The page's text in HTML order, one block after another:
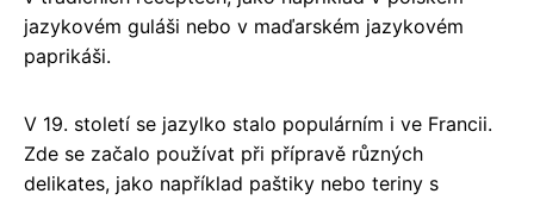
jazykovém guláši nebo v maďarském jazykovém
paprikáši.
V 19. století se jazylko stalo populárním i ve Francii.
Zde se začalo používat při přípravě různých
delikates, jako například paštiky nebo teriny s